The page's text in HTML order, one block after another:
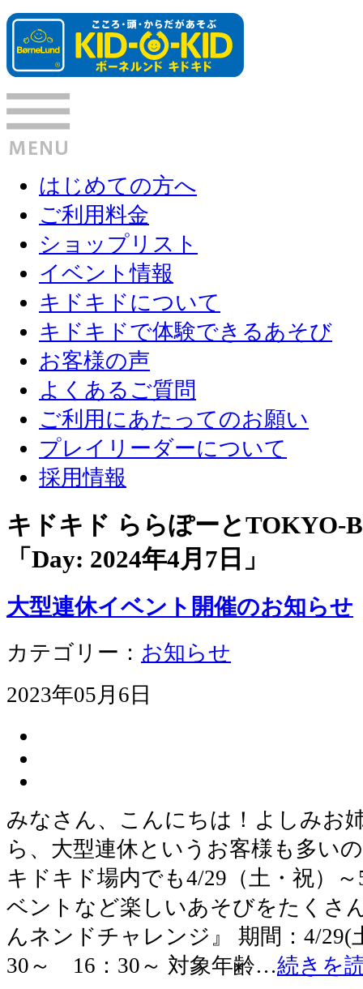
はじめての方へ
ご利用料金
ショップリスト
イベント情報
キドキドについて
キドキドで体験できるあそび
お客様の声
よくあるご質問
ご利用にあたってのお願い
プレイリーダーについて
採用情報
キドキド ららぽーと
「Day: 2024年4月7日 」
大型連休イベント開催のお知らせ
カテゴリー： お知らせ
2023年05月6日
みなさん、こんにちは！よしみお
ら、大型連休というお客様も多い
キドキド場内でも4/29（土・祝）
ベントなど楽しいあそびをたくさ
んネンドチャレンジ』 期間：4/29(
30～ 16：30～ 対象年齢…続きを